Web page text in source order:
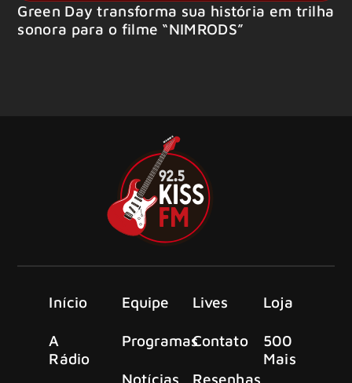
Green Day transforma sua história em trilha
sonora para o filme “NIMRODS”
Início
A
Rádio
Equipe
Programas
Notícias
Lives
Contato
Resenhas
Loja
500
Mais